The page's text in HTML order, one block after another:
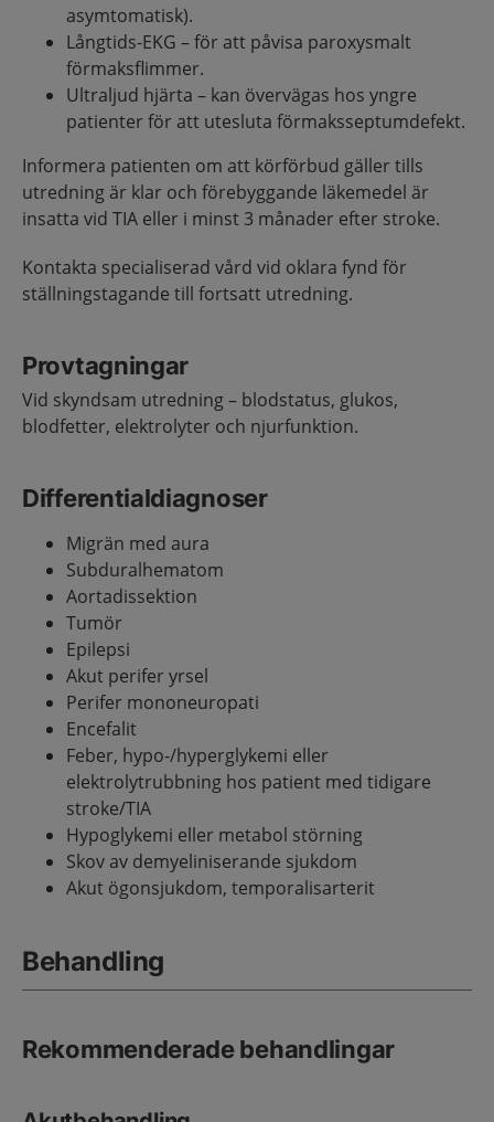
asymtomatisk).
Långtids-EKG – för att påvisa paroxysmalt
förmaksflimmer.
Ultraljud hjärta – kan övervägas hos yngre
patienter för att utesluta förmaksseptumdefekt.
Informera patienten om att körförbud gäller tills
utredning är klar och förebyggande läkemedel är
insatta vid TIA eller i minst 3 månader efter stroke.
Kontakta specialiserad vård vid oklara fynd för
ställningstagande till fortsatt utredning.
Provtagningar
Vid skyndsam utredning – blodstatus, glukos,
blodfetter, elektrolyter och njurfunktion.
Differentialdiagnoser
Migrän med aura
Subduralhematom
Aortadissektion
Tumör
Epilepsi
Akut perifer yrsel
Perifer mononeuropati
Encefalit
Feber, hypo-/hyperglykemi eller
elektrolytrubbning hos patient med tidigare
stroke/TIA
Hypoglykemi eller metabol störning
Skov av demyeliniserande sjukdom
Akut ögonsjukdom, temporalisarterit
Behandling
Rekommenderade behandlingar